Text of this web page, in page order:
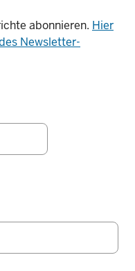
abonnieren. Hier
Newsletter-